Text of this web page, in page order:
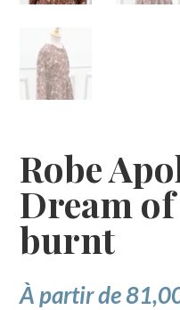
Robe
Dream
burnt
À partir de